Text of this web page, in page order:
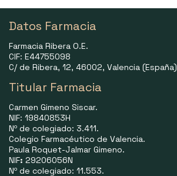
Datos Farmacia
Farmacia Ribera O.E.
CIF: E44755098
C/ de Ribera, 12, 46002, Valencia (España)
Titular Farmacia
Carmen Gimeno Siscar.
NIF: 19840853H
Nº de colegiado: 3.411.
Colegio Farmacéutico de Valencia.
Paula Roquet-Jalmar Gimeno.
NIF: 29206056N
Nº de colegiado: 11.553.